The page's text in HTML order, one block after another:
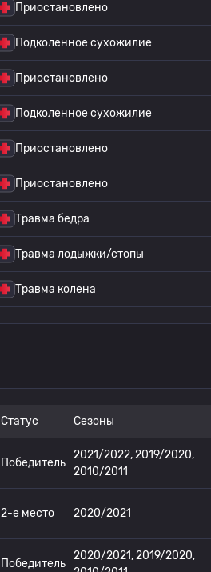
Приостановлено
Подколенное сухожилие
Приостановлено
Подколенное сухожилие
Приостановлено
Приостановлено
Травма бедра
Травма лодыжки/стопы
Травма колена
Статус Сезоны
Победитель
2021/2022, 2019/2020,
2010/2011
2-е место 2020/2021
Победитель
2020/2021, 2019/2020,